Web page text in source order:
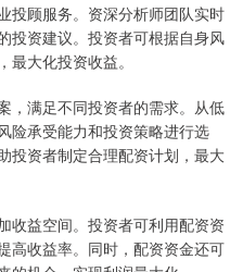
投顾服务。资深分析师团队实时
投资建议。投资者可根据自身风
大化投资收益。
，满足不同投资者的需求。从低
险承受能力和投资策略进行选
投资者制定合理配资计划，最大
收益空间。投资者可利用配资资
高收益率。同时，配资资金还可